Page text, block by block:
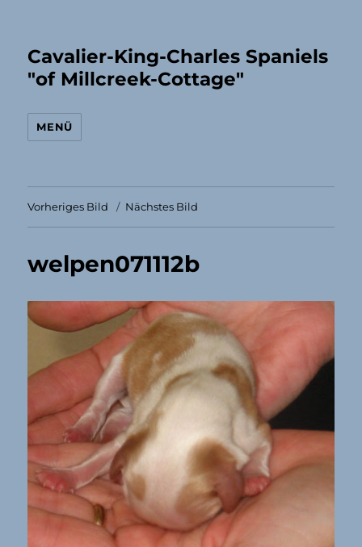
Cavalier-King-Charles Spaniels
"of Millcreek-Cottage"
MENÜ
Vorheriges Bild Nächstes Bild
welpen071112b